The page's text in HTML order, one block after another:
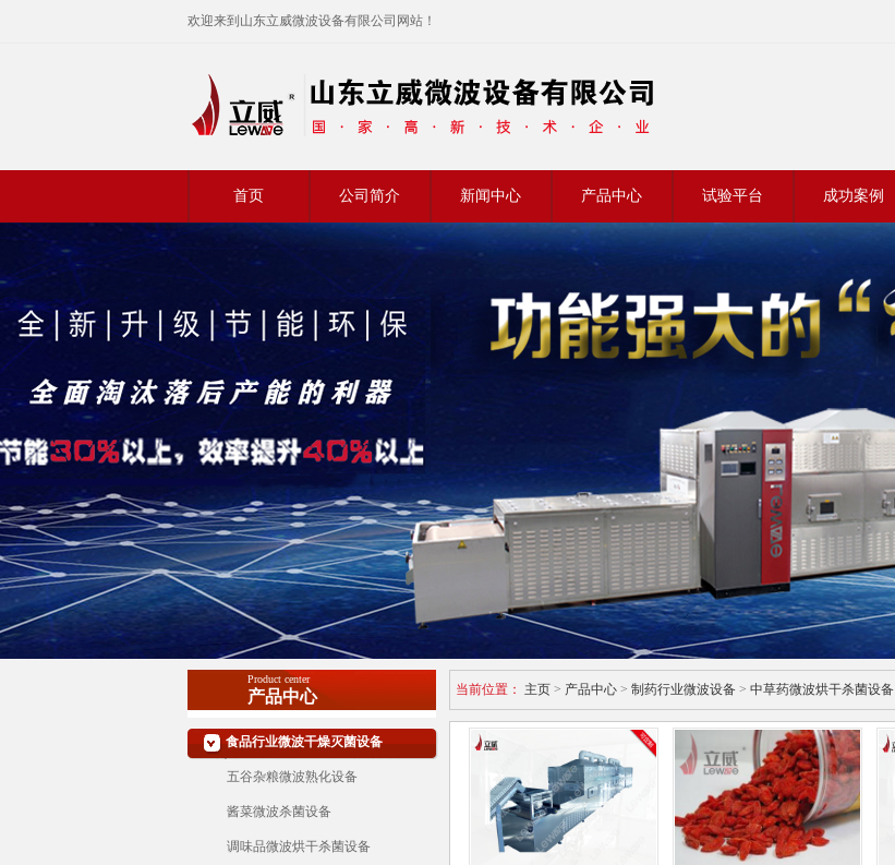
欢迎来到山东立威微波设备有限公司网站！
首页 公司简介 新闻中心 产品中心 试验平台 成功案例
Product center
产品中心
食品行业微波干燥灭菌设备
五谷杂粮微波熟化设备
酱菜微波杀菌设备
调味品微波烘干杀菌设备
当前位置： 主页 > 产品中心 > 制药行业微波设备 > 中草药微波烘干杀菌设备